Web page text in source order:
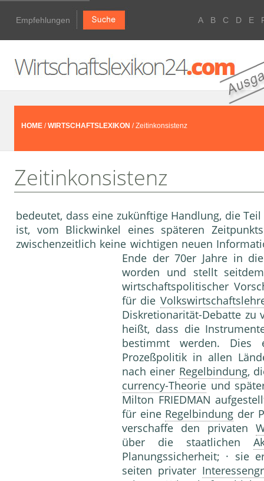
Empfehlungen A B C D E
HOME /WIRTSCHAFTSLEXIKON / Zeitinkonsistenz
Zeitinkonsistenz
bedeutet, dass eine zukünftige Handlung, die
ist, vom Blickwinkel eines späteren
zwischenzeitlich keine wichtigen neuen
Ende der 70er Jahre in
worden und stellt
wirtschaftspolitischer
für die
Diskretionarität-Debatte zu
heißt, dass die
bestimmt werden. Dies
Prozeßpolitik in allen
nach einer Regelbindung,
currency-Theorie und
Milton FRIEDMAN
für eine Regelbindung der
verschaffe den privaten
über die staatlichen
Planungssicherheit; · sie
seiten privater